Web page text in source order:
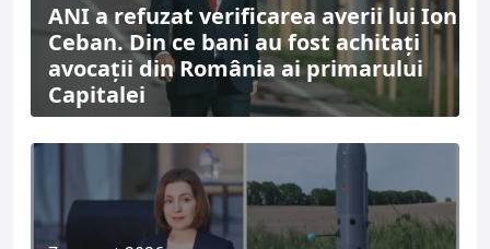
ANI a refuzat verificarea averii lui Ion
Ceban. Din ce bani au fost achitați
avocații din România ai primarului
Capitalei